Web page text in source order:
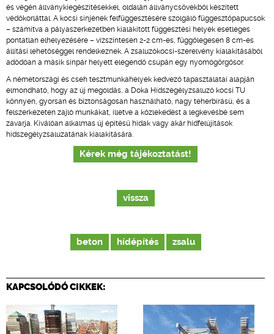
és végén állványkiegészítésekkel, oldalán állványcsövekből készített
védőkorláttal. A kocsi sínjének felfüggesztésére szolgáló függesztőpapucsok
– számítva a pályaszerkezetben kialakított függesztési helyek esetleges
pontatlan elhelyezésére – vízszintesen 2-2 cm-es, függőlegesen 8 cm-es
állítási lehetőséggel rendelkeznek. A zsaluzókocsi-szerelvény kialakításából
adódóan a másik sínpár helyett elegendő csupán egy nyomógörgősor.
A németországi és cseh tesztmunkahelyek kedvező tapasztalatai alapján
elmondható, hogy az új megoldás, a Doka Hídszegélyzsaluzó kocsi TU
könnyen, gyorsan és biztonságosan használható, nagy teherbírású, és a
felszerkezeten zajló munkákat, illetve a közlekedést a legkevésbé sem
zavarja. Kiválóan alkalmas új építésű hidak vagy akár hídfelújítások
hídszegélyzsaluzatának kialakítására.
Kérek még tájékoztatást!
vissza
beton hídépítés zsalu
KAPCSOLÓDÓ CIKKEK: